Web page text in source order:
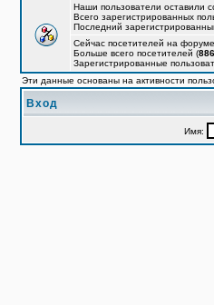
Наши пользователи оставили
Всего зарегистрированных
Последний
Сейчас посетителей на
Больше всего посетителей (886
Зарегистрированные
Эти данные основаны на активности
Вход
Имя: